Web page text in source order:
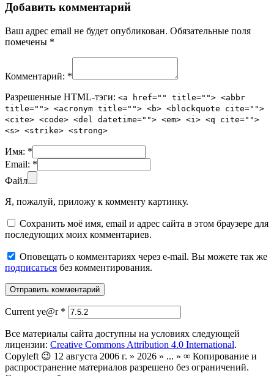
Добавить комментарий
Ваш адрес email не будет опубликован. Обязательные поля
помечены *
Комментарий: *
Разрешенные HTML-тэги: <a href="" title=""> <abbr
title=""> <acronym title=""> <b> <blockquote cite="">
<cite> <code> <del datetime=""> <em> <i> <q cite="">
<s> <strike> <strong>
Имя: *
Email: *
Файл
Я, пожалуй, приложу к комменту картинку.
Сохранить моё имя, email и адрес сайта в этом браузере для
последующих моих комментариев.
Оповещать о комментариях через e-mail. Вы можете так же
подписаться без комментирования.
Current ye@r *
Все материалы сайта доступны на условиях следующей
лицензии: Creative Commons Attribution 4.0 International.
Copyleft 😉 12 августа 2006 г. » 2026 » ... » ∞ Копирование и
распространение материалов разрешено без ограничений.